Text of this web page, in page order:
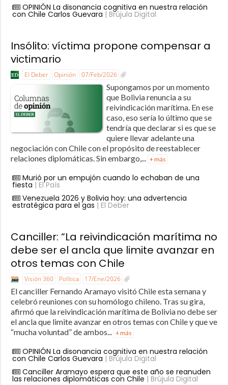
OPINIÓN La disonancia cognitiva en nuestra relación
con Chile Carlos Guevara | Brújula Digital
Insólito: víctima propone compensar a
victimario
El Deber Opinión 07/Feb/2026
Supongamos por un momento
que Bolivia renuncia a su
reivindicación marítima. En ese
caso, eso sería lo último que se
tendría que declarar si es que se
quiere llevar adelante una
negociación con Chile con el propósito de reestablecer
relaciones diplomáticas. Sin embargo,... + más
Murió por un empujón cuando lo echaban de una
fiesta | El País
Venezuela 2026 y Bolivia hoy: una advertencia
estratégica para el gas | El Deber
Canciller: “La reivindicación marítima no
debe ser el ancla que limite avanzar en
otros temas con Chile
Visión 360 Política 17/Ene/2026
El canciller Fernando Aramayo visitó Chile esta semana y
celebró reuniones con su homólogo chileno. Tras su gira,
afirmó que la reivindicación marítima de Bolivia no debe ser
el ancla que limite avanzar en otros temas con Chile y que ve
“mucha voluntad” de ambos... + más
OPINIÓN La disonancia cognitiva en nuestra relación
con Chile Carlos Guevara | Brújula Digital
Canciller Aramayo espera que este año se reanuden
las relaciones diplomáticas con Chile | Brújula Digital